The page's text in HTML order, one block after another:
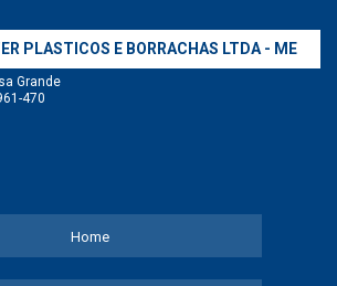
PLASTICOS E BORRACHAS LTDA - ME
Grande
470
Home